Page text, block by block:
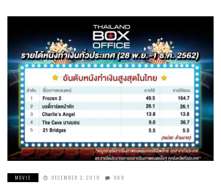
MOVIE DECEMBER 3, 2019 989